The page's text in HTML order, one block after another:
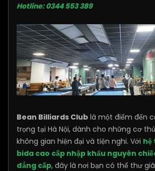
Hotline: 0344 553 389
Bean Billiards Club là một điểm đến
trọng tại Hà Nội, dành cho những cơ
không gian hiện đại và tiện nghi. Với hệ
bida cao cấp nhập khẩu nguyên
đẳng cấp, đây là nơi bạn có thể thư